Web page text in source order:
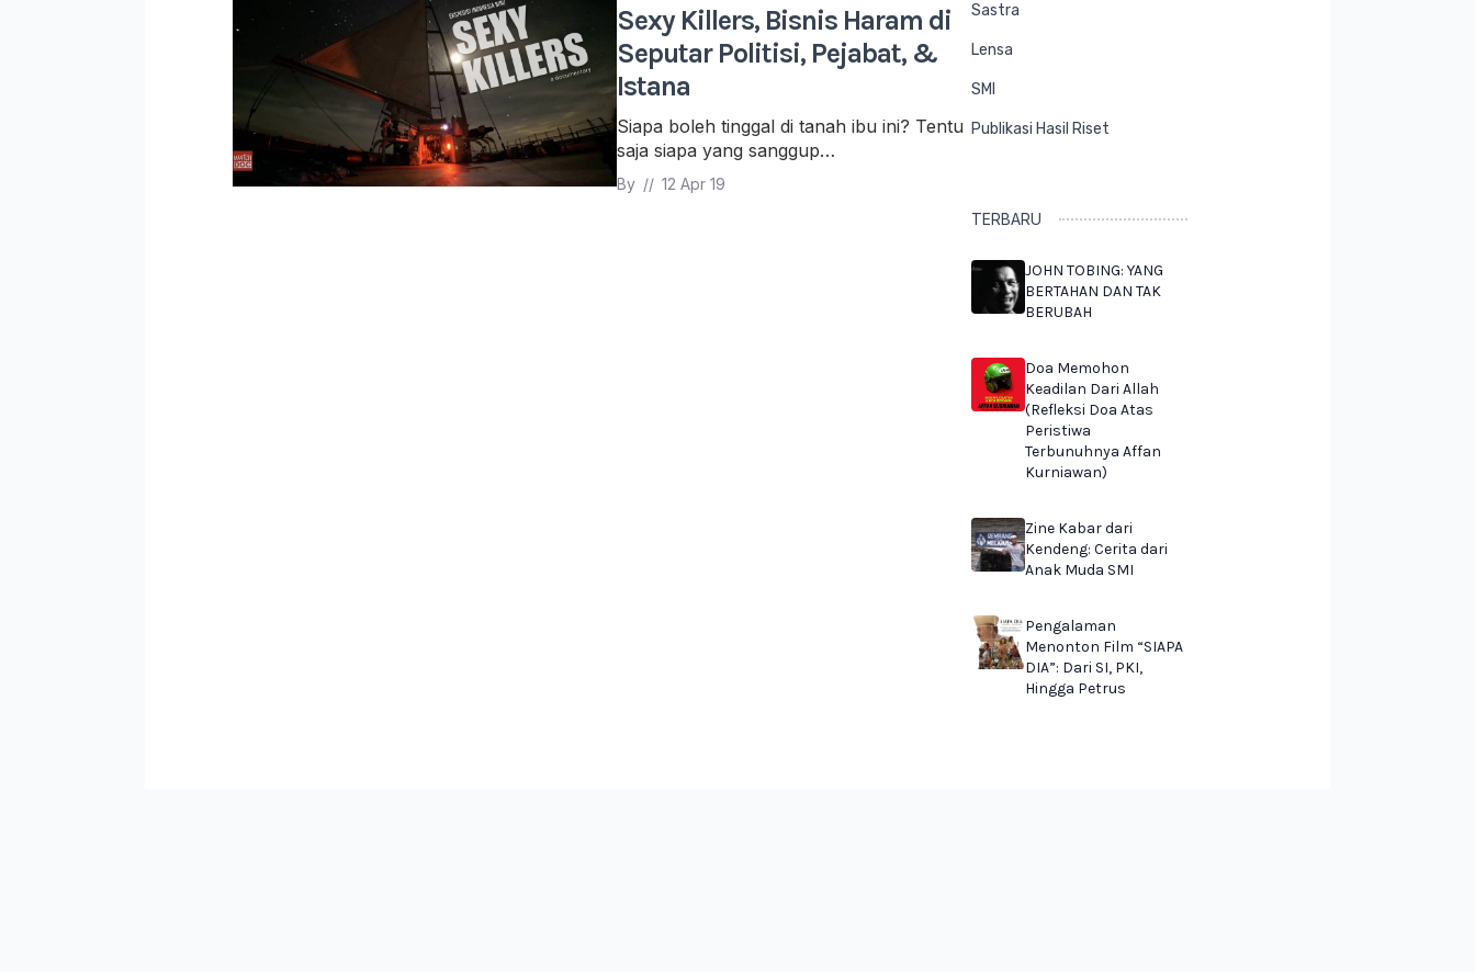
Sexy Killers, Bisnis Haram di
Seputar Politisi, Pejabat, &
Istana
Siapa boleh tinggal di tanah ibu ini? Tentu
saja siapa yang sanggup…
By // 12 Apr 19
Sastra
Lensa
SMI
Publikasi Hasil Riset
TERBARU
JOHN TOBING: YANG
BERTAHAN DAN TAK
BERUBAH
Doa Memohon
Keadilan Dari Allah
(Refleksi Doa Atas
Peristiwa
Terbunuhnya Affan
Kurniawan)
Zine Kabar dari
Kendeng: Cerita dari
Anak Muda SMI
Pengalaman
Menonton Film “SIAPA
DIA”: Dari SI, PKI,
Hingga Petrus